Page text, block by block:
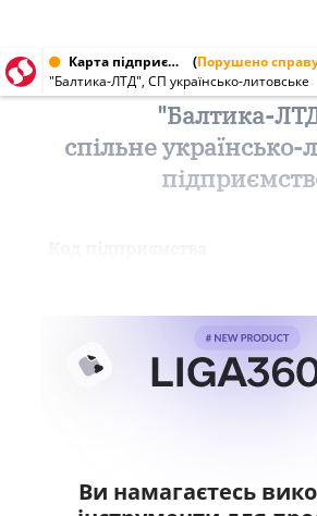
Карта підприємства від 06.01.1999 (Порушено
"Балтика-ЛТД", СП українсько-литовське
"Балтика-
спільне українсько-
Ви намагаєтесь